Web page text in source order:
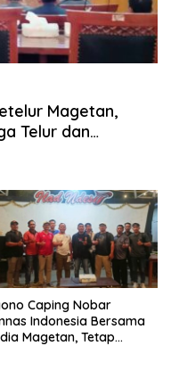
Magetan,
Telur dan
Caping Nobar
Indonesia Bersama
Magetan, Tetap